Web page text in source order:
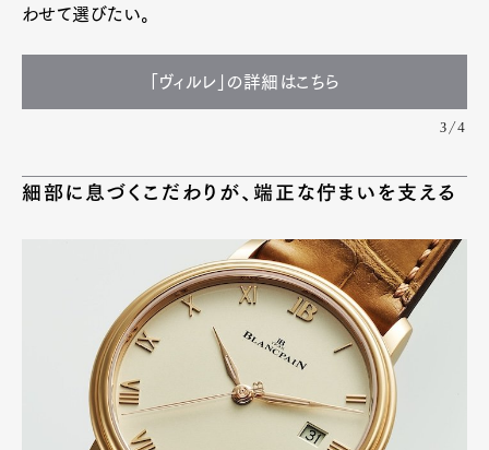
わせて選びたい。
「ヴィルレ」の詳細はこちら
3/4
細部に息づくこだわりが、端正な佇まいを支える